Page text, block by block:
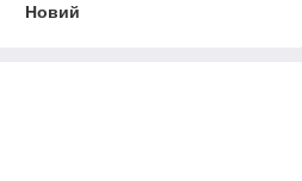
Новий